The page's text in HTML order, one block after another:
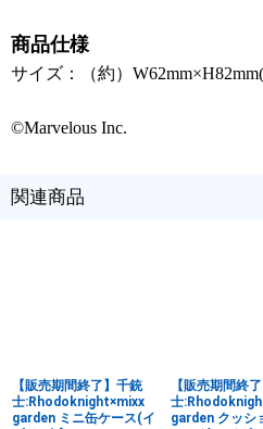
商品仕様
サイズ：（約）
©Marvelous Inc.
関連商品
【販売期間終了】千銃
士:Rhodoknight×mixx
garden ミニ缶ケース(イ
【販売期間終
士
garden クッシ